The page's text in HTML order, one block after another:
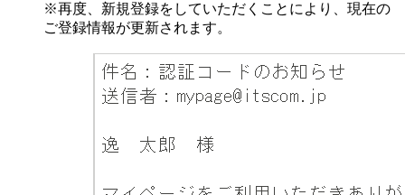
※再度、新規登録をしていただくことにより、現在の
ご登録情報が更新されます。